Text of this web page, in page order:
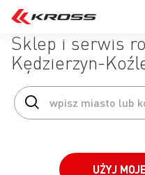
Sklep i serwis
Kędzierzyn-
UŻYJ